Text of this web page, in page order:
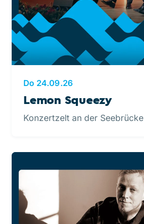
Do 24.09.26
Lemon Squeezy
Konzertzelt an der Seebrücke